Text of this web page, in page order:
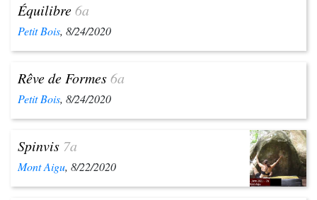
Équilibre6a
Petit Bois, 8/24/2020
Rêve de Formes6a
Petit Bois, 8/24/2020
Spinvis 7a
Mont Aigu, 8/22/2020